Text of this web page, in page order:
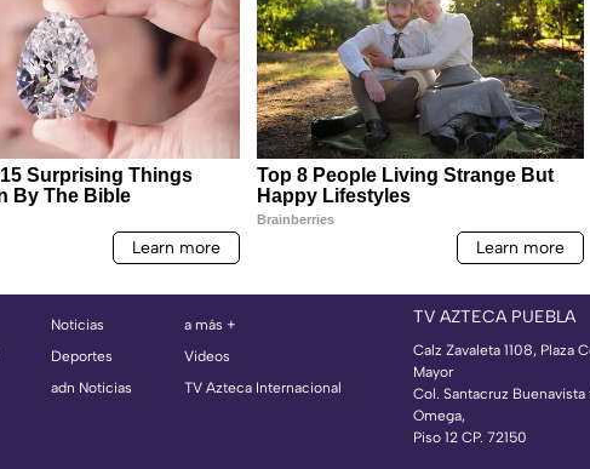
Noticias
Deportes
adn Noticias
a más +
Videos
TV Azteca Internacional
TV AZTECA PUEBLA
Calz Zavaleta 1108, Plaza
Mayor
Col. Santacruz Buenavista
Omega,
Piso 12 CP. 72150